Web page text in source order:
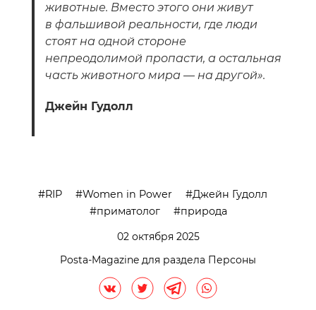
животные. Вместо этого они живут
в фальшивой реальности, где люди
стоят на одной стороне
непреодолимой пропасти, а остальная
часть животного мира — на другой».
Джейн Гудолл
RIP Women in Power
Джейн Гудолл
приматолог
природа
02 октября 2025
Posta-Magazine для раздела Персоны